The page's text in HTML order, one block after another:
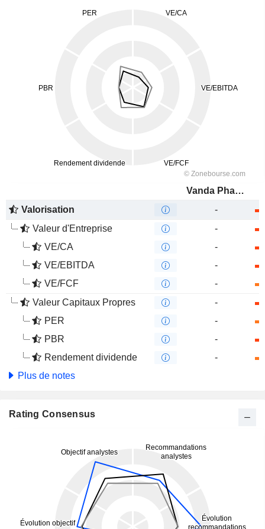
Vanda Pharmaceuticals Inc.
Valorisation
-
Valeur d'Entreprise
-
VE/CA
-
VE/EBITDA
-
VE/FCF
-
Valeur Capitaux Propres
-
PER
-
PBR
-
Rendement dividende
-
Plus de notes
Rating Consensus